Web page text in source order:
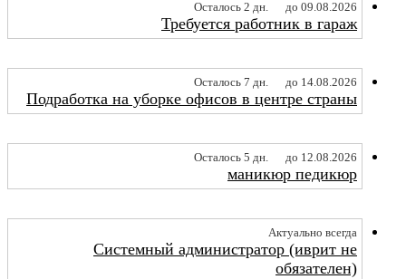
Осталось 2 дн. до 09.08.2026
Требуется работник в гараж
Осталось 7 дн. до 14.08.2026
Подработка на уборке офисов в центре страны
Осталось 5 дн. до 12.08.2026
маникюр педикюр
Актуально всегда
Системный администратор (иврит не
обязателен)